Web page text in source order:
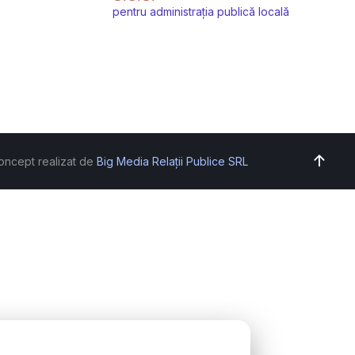
pentru administrația publică locală
realizat de Big Media Relații Publice SRL